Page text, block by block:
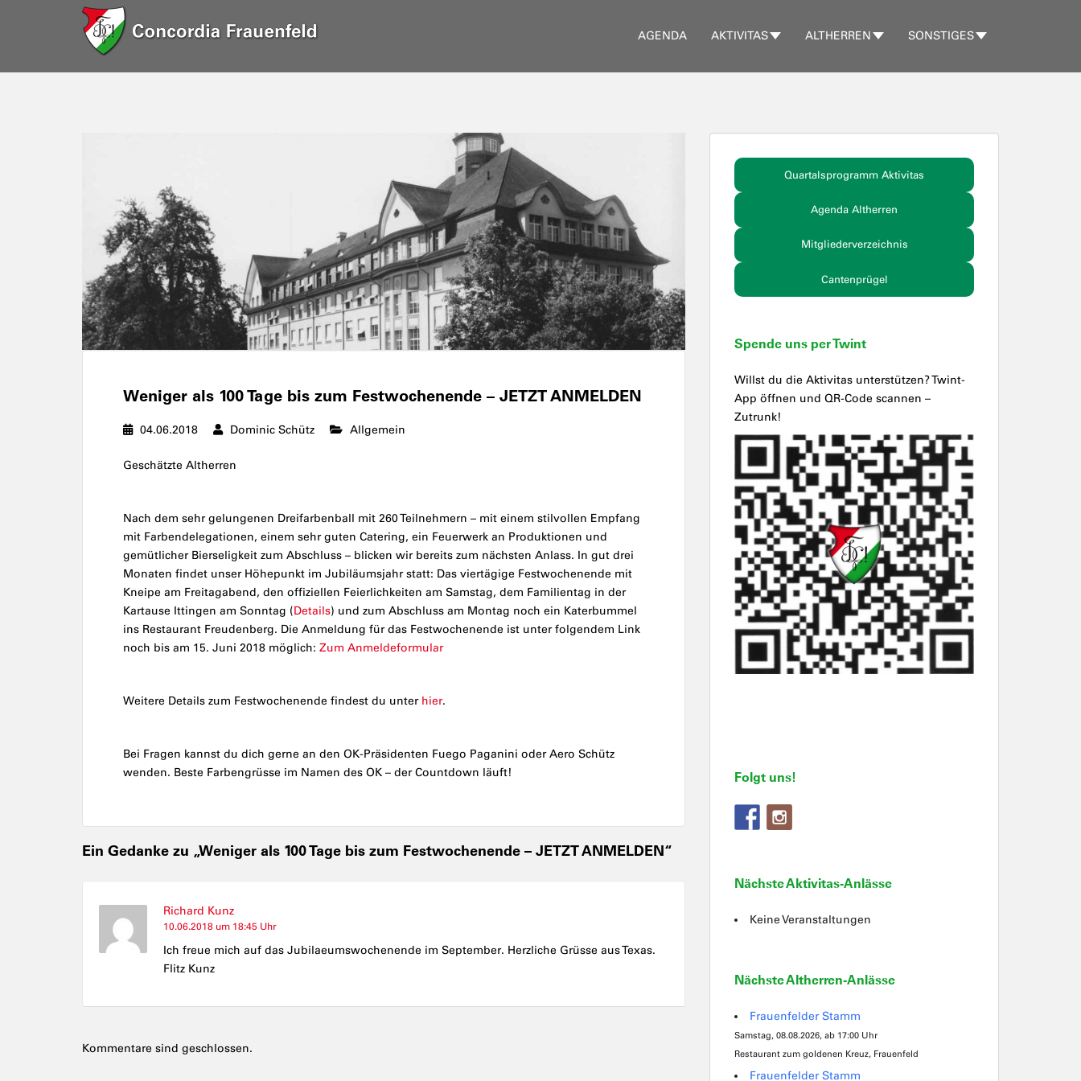
AGENDA AKTIVITAS ALTHERREN SONSTIGES
Weniger als 100 Tage bis zum Festwochenende – JETZT ANMELDEN
04.06.2018 Dominic Schütz Allgemein
Geschätzte Altherren
Nach dem sehr gelungenen Dreifarbenball mit 260 Teilnehmern – mit einem stilvollen Empfang
mit Farbendelegationen, einem sehr guten Catering, ein Feuerwerk an Produktionen und
gemütlicher Bierseligkeit zum Abschluss – blicken wir bereits zum nächsten Anlass. In gut drei
Monaten findet unser Höhepunkt im Jubiläumsjahr statt: Das viertägige Festwochenende mit
Kneipe am Freitagabend, den offiziellen Feierlichkeiten am Samstag, dem Familientag in der
Kartause Ittingen am Sonntag (Details) und zum Abschluss am Montag noch ein Katerbummel
ins Restaurant Freudenberg. Die Anmeldung für das Festwochenende ist unter folgendem Link
noch bis am 15. Juni 2018 möglich: Zum Anmeldeformular
Weitere Details zum Festwochenende findest du unter hier.
Bei Fragen kannst du dich gerne an den OK-Präsidenten Fuego Paganini oder Aero Schütz
wenden. Beste Farbengrüsse im Namen des OK – der Countdown läuft!
Ein Gedanke zu „Weniger als 100 Tage bis zum Festwochenende – JETZT ANMELDEN“
Richard Kunz
10.06.2018 um 18:45 Uhr
Ich freue mich auf das Jubilaeumswochenende im September. Herzliche Grüsse aus Texas.
Flitz Kunz
Kommentare sind geschlossen.
Quartalsprogramm Aktivitas
Agenda Altherren
Mitgliederverzeichnis
Cantenprügel
Spende uns per Twint
Willst du die Aktivitas unterstützen? Twint-
App öffnen und QR-Code scannen –
Zutrunk!
Folgt uns!
Nächste Aktivitas-Anlässe
Keine Veranstaltungen
Nächste Altherren-Anlässe
Frauenfelder Stamm
Samstag, 08.08.2026, ab 17:00 Uhr
Restaurant zum goldenen Kreuz, Frauenfeld
Frauenfelder Stamm